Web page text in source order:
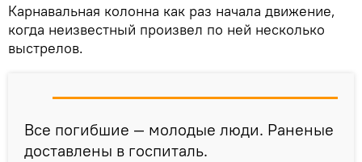
Карнавальная колонна как раз начала движение,
когда неизвестный произвел по ней несколько
выстрелов.
Все погибшие — молодые люди. Раненые
доставлены в госпиталь.